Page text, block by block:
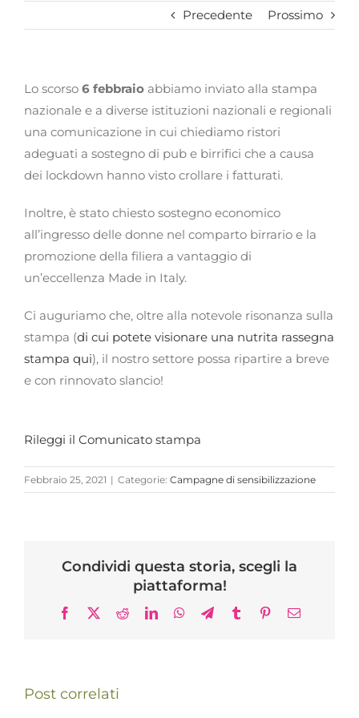
Precedente Prossimo
Lo scorso 6 febbraio abbiamo inviato alla stampa
nazionale e a diverse istituzioni nazionali e regionali
una comunicazione in cui chiediamo ristori
adeguati a sostegno di pub e birrifici che a causa
dei lockdown hanno visto crollare i fatturati.
Inoltre, è stato chiesto sostegno economico
all’ingresso delle donne nel comparto birrario e la
promozione della filiera a vantaggio di
un’eccellenza Made in Italy.
Ci auguriamo che, oltre alla notevole risonanza sulla
stampa (di cui potete visionare una nutrita rassegna
stampa qui), il nostro settore possa ripartire a breve
e con rinnovato slancio!
Rileggi il Comunicato stampa
Febbraio 25, 2021 | Categorie: Campagne di sensibilizzazione
Condividi questa storia, scegli la
piattaforma!
Facebook RedditLinkedInWhatsApp
TelegramTumblr PinterestEmail
Post correlati